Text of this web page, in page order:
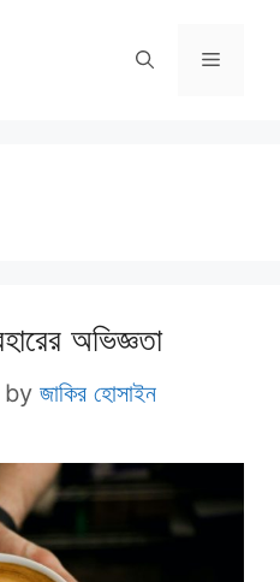
Menu
অভিজ্ঞতা
by জাকির হোসাইন